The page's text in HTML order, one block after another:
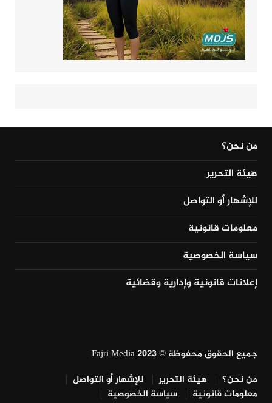
من نحن؟
هيئة التحرير
للإشهار أو التواصل
معلومات قانونية
سياسة الخصوصية
إعلانات قانونية وإدارية وقضائية
جميع الحقوق محفوظة © Fajri Media 2023
من نحن؟
هيئة التحرير
للإشهار أو التواصل
معلومات قانونية
سياسة الخصوصية